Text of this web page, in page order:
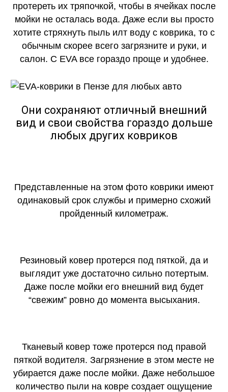
протереть их тряпочкой, чтобы в ячейках после
мойки не осталась вода. Даже если вы просто
хотите стряхнуть пыль илт воду с коврика, то с
обычным скорее всего загрязните и руки, и
салон. С EVA все гораздо проще и удобнее.
Они сохраняют отличный внешний
вид и свои свойства гораздо дольше
любых других ковриков
Представленные на этом фото коврики имеют
одинаковый срок службы и примерно схожий
пройденный километраж.
Резиновый ковер протерся под пяткой, да и
выглядит уже достаточно сильно потертым.
Даже после мойки его внешний вид будет
“свежим” ровно до момента высыхания.
Тканевый ковер тоже протерся под правой
пяткой водителя. Загрязнение в этом месте не
убирается даже после мойки. Даже небольшое
количество пыли на ковре создает ощущение